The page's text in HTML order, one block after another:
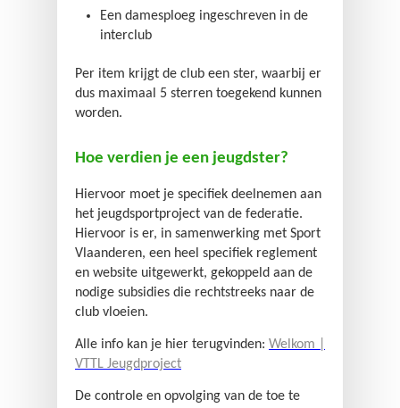
Een damesploeg ingeschreven in de
interclub
Per item krijgt de club een ster, waarbij er
dus maximaal 5 sterren toegekend kunnen
worden.
Hoe verdien je een jeugdster?
Hiervoor moet je specifiek deelnemen aan
het jeugdsportproject van de federatie.
Hiervoor is er, in samenwerking met Sport
Vlaanderen, een heel specifiek reglement
en website uitgewerkt, gekoppeld aan de
nodige subsidies die rechtstreeks naar de
club vloeien.
Alle info kan je hier terugvinden: Welkom |
VTTL Jeugdproject
De controle en opvolging van de toe te